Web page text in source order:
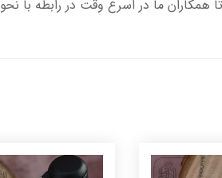
همکاران ما در اسرع وقت در رابطه با